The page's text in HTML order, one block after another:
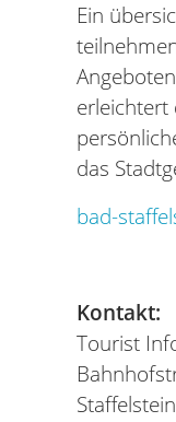
Ein
erleichtert
das
bad-
Kontakt:
Tourist
Staffelstein